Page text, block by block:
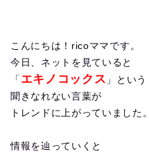
こんにちは！ricoママです。
今日、ネットを見ていると
「 エキノコックス 」という
聞きなれない言葉が
トレンドに上がっていました。
情報を辿っていくと